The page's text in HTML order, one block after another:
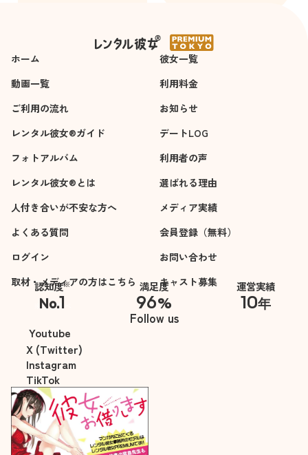
ホーム
彼女一覧
動画一覧
利用料金
ご利用の流れ
お知らせ
レンタル彼女®ガイド
デートLOG
フォトアルバム
利用者の声
レンタル彼女®とは
選ばれる理由
人付き合いが不安な方へ
メディア実績
よくある質問
会員登録（無料）
ログイン
お問い合わせ
取材・メディアの方はこちら
キャスト募集
認知度※
No.1
※自社調べ
満足度
96%
運営実績
10年
Follow us
Youtube
X (Twitter)
Instagram
TikTok